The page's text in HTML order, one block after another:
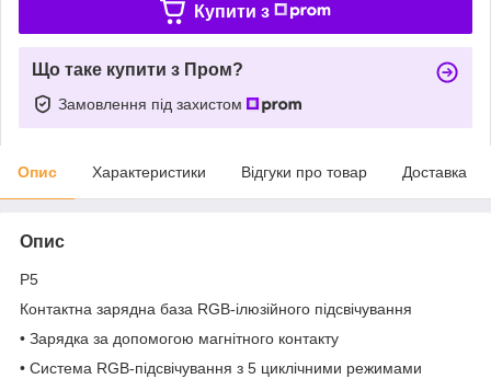
Купити з
Що таке купити з Пром?
Замовлення під захистом
Опис Характеристики Відгуки про товар Доставка
Опис
P5
Контактна зарядна база RGB-ілюзійного підсвічування
• Зарядка за допомогою магнітного контакту
• Система RGB-підсвічування з 5 циклічними режимами